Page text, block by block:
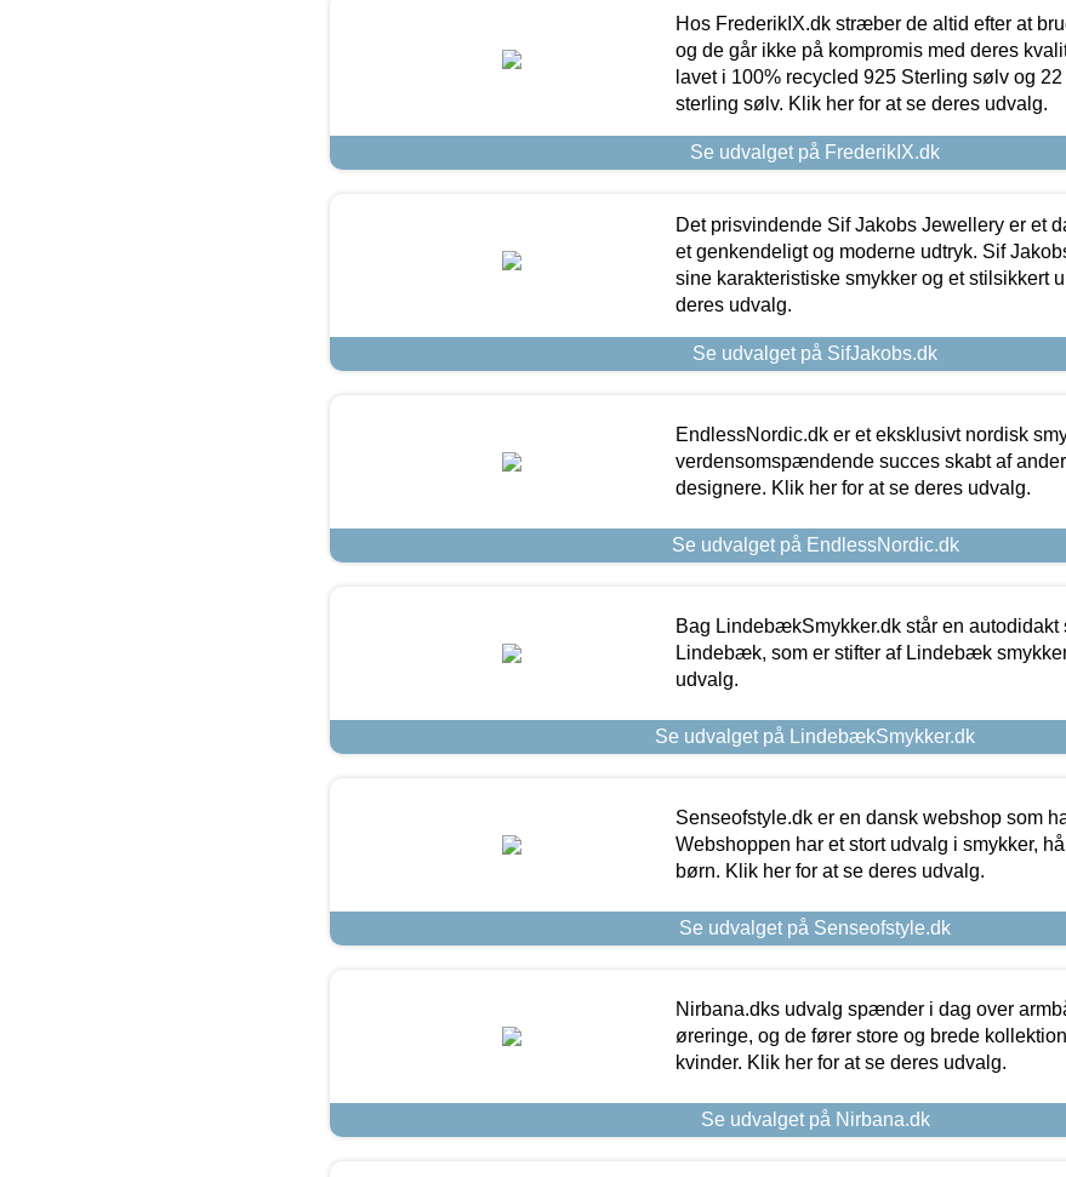
Hos FrederikIX.dk stræber de altid efter at
og de går ikke på kompromis med deres
lavet i 100% recycled 925 Sterling sølv og
sterling sølv. Klik her for at se deres udvalg.
Se udvalget på FrederikIX.dk
Det prisvindende Sif Jakobs Jewellery er et
et genkendeligt og moderne udtryk. Sif
sine karakteristiske smykker og et stilsikkert
deres udvalg.
Se udvalget på SifJakobs.dk
EndlessNordic.dk er et eksklusivt nordisk
verdensomspændende succes skabt af
designere. Klik her for at se deres udvalg.
Se udvalget på EndlessNordic.dk
Bag LindebækSmykker.dk står en autodidakt
Lindebæk, som er stifter af Lindebæk
udvalg.
Se udvalget på LindebækSmykker.dk
Senseofstyle.dk er en dansk webshop som
Webshoppen har et stort udvalg i smykker,
børn. Klik her for at se deres udvalg.
Se udvalget på Senseofstyle.dk
Nirbana.dks udvalg spænder i dag over
øreringe, og de fører store og brede
kvinder. Klik her for at se deres udvalg.
Se udvalget på Nirbana.dk